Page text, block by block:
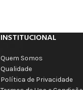
INSTITUCIONAL
Quem Somos
Qualidade
Política de Privacidade